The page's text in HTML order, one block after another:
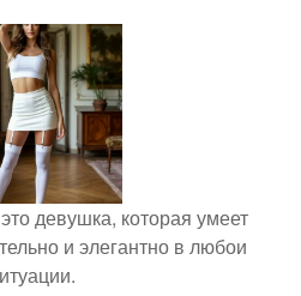
девушка, которая умеет
и элегантно в любои